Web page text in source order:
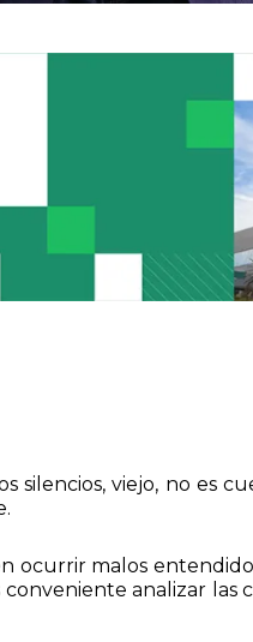
silencios, viejo, no es
ocurrir malos
analizar las